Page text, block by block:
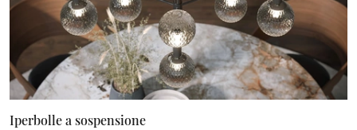
Iperbolle a sospensione